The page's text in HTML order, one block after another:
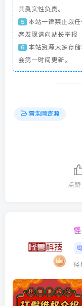
其真实性负责。
5
本站一律禁止以
客发现请向站长举报
6
本站资源大多存
会第一时间更新。
冒泡网资源
点赞
怪